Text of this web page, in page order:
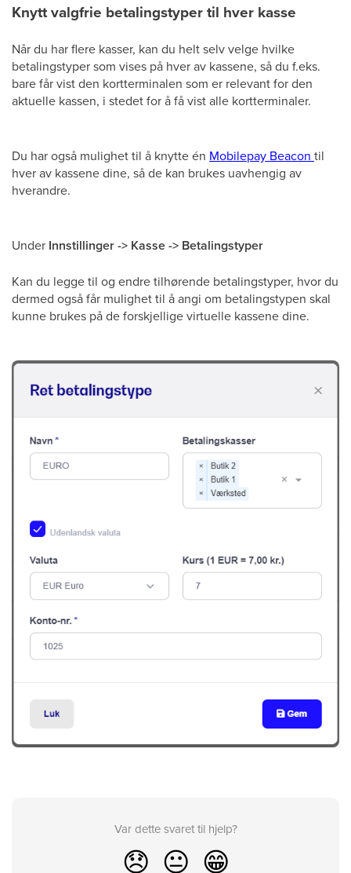
Knytt valgfrie betalingstyper til hver kasse
Når du har flere kasser, kan du helt selv velge hvilke
betalingstyper som vises på hver av kassene, så du f.eks.
bare får vist den kortterminalen som er relevant for den
aktuelle kassen, i stedet for å få vist alle kortterminaler.
Du har også mulighet til å knytte én Mobilepay Beacon til
hver av kassene dine, så de kan brukes uavhengig av
hverandre.
Under Innstillinger -> Kasse -> Betalingstyper
Kan du legge til og endre tilhørende betalingstyper, hvor du
dermed også får mulighet til å angi om betalingstypen skal
kunne brukes på de forskjellige virtuelle kassene dine.
Var dette svaret til hjelp?
😞 😐 😁